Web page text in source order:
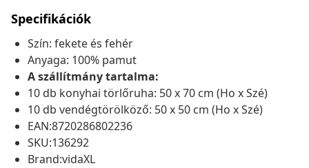
Specifikációk
Szín: fekete és fehér
Anyaga: 100% pamut
A szállítmány tartalma:
10 db konyhai törlőruha: 50 x 70 cm (Ho x Szé)
10 db vendégtörölköző: 50 x 50 cm (Ho x Szé)
EAN:8720286802236
SKU:136292
Brand:vidaXL